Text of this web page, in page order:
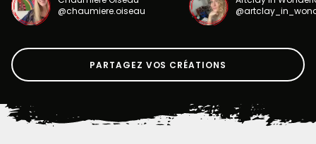
@chaumiere.oiseau
PARTAGEZ VOS CRÉATIONS